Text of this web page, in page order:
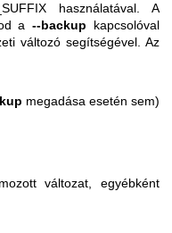
használatával. A
a--backup kapcsolóval
változó segítségével. Az
megadása esetén sem)
változat, egyébként